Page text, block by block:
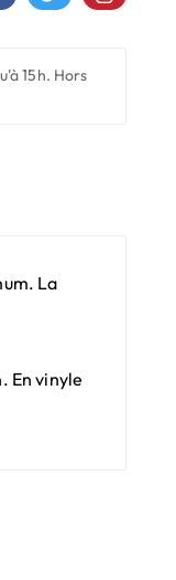
15h. Hors
La
En vinyle